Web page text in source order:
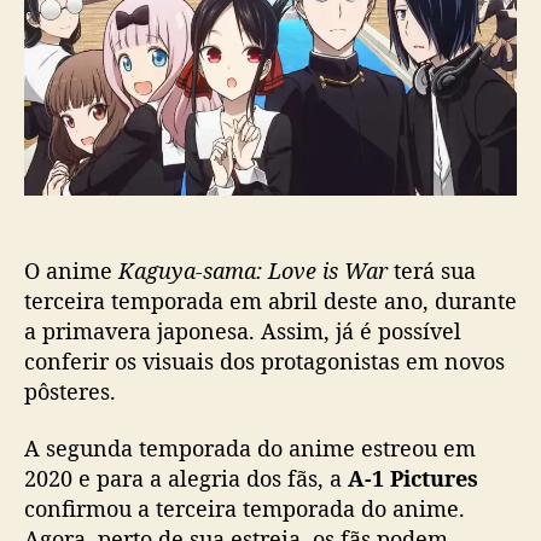
o
s
t
b
i
c
a
ç
ã
y
a
-
o
v
s
r
’
r
e
O anime Kaguya-sama: Love is Warterá sua
terceira temporada em abril deste ano, durante
a primavera japonesa. Assim, já é possível
conferir os visuais dos protagonistas em novos
pôsteres.
A segunda temporada do anime estreou em
2020 e para a alegria dos fãs, a A-1 Pictures
confirmou a terceira temporada do anime.